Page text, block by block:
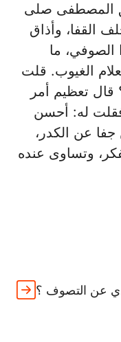
المصطفى صلى
القفا، وأذاق
الصوفي، ما
الغيوب. قلت
تعظيم أمر
فقلت له: أحسن
عن الكدر،
وتساوى عنده
عن التصوف ؟